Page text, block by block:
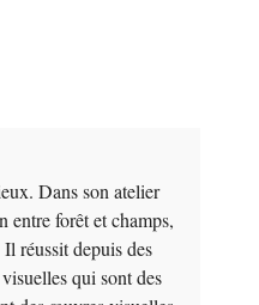
Dans son atelier
entre forêt et champs,
réussit depuis des
qui sont des